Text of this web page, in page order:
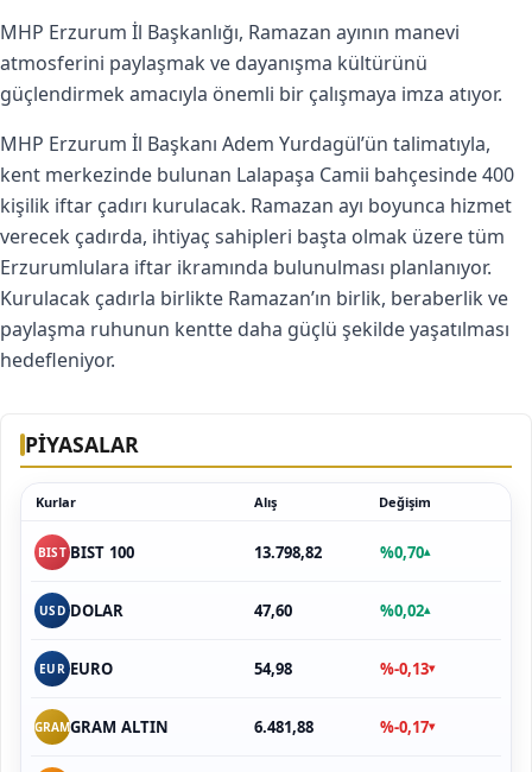
MHP Erzurum İl Başkanlığı, Ramazan ayının manevi
atmosferini paylaşmak ve dayanışma kültürünü
güçlendirmek amacıyla önemli bir çalışmaya imza atıyor.
MHP Erzurum İl Başkanı Adem Yurdagül’ün talimatıyla,
kent merkezinde bulunan Lalapaşa Camii bahçesinde 400
kişilik iftar çadırı kurulacak. Ramazan ayı boyunca hizmet
verecek çadırda, ihtiyaç sahipleri başta olmak üzere tüm
Erzurumlulara iftar ikramında bulunulması planlanıyor.
Kurulacak çadırla birlikte Ramazan’ın birlik, beraberlik ve
paylaşma ruhunun kentte daha güçlü şekilde yaşatılması
hedefleniyor.
PİYASALAR
Kurlar Alış Değişim
BIST BIST 100 13.798,82 %0,70▴
USD DOLAR 47,60 %0,02▴
EUR EURO 54,98 %-0,13▾
GRAMGRAM ALTIN 6.481,88 %-0,17▾